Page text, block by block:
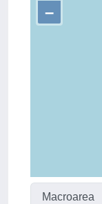
–
Macroarea